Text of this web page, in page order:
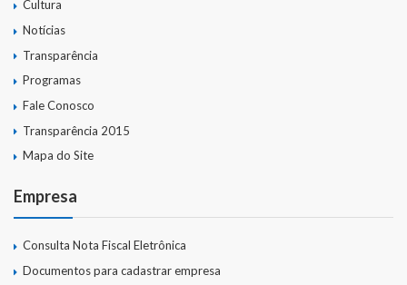
Cultura
Notícias
Transparência
Programas
Fale Conosco
Transparência 2015
Mapa do Site
Empresa
Consulta Nota Fiscal Eletrônica
Documentos para cadastrar empresa